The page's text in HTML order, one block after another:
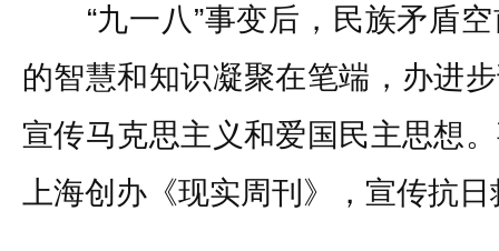
“九一八”事变后，民族矛盾空
的智慧和知识凝聚在笔端，办进
宣传马克思主义和爱国民主思想
上海创办《现实周刊》，宣传抗